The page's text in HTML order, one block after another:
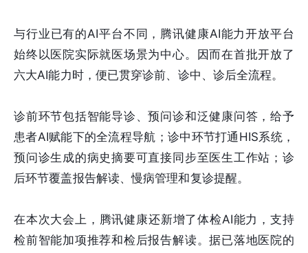
与行业已有的AI平台不同，腾讯健康AI能力开放平台
始终以医院实际就医场景为中心。因而在首批开放了
六大AI能力时，便已贯穿诊前、诊中、诊后全流程。
诊前环节包括智能导诊、预问诊和泛健康问答，给予
患者AI赋能下的全流程导航；诊中环节打通HIS系统，
预问诊生成的病史摘要可直接同步至医生工作站；诊
后环节覆盖报告解读、慢病管理和复诊提醒。
在本次大会上，腾讯健康还新增了体检AI能力，支持
检前智能加项推荐和检后报告解读。据已落地医院的